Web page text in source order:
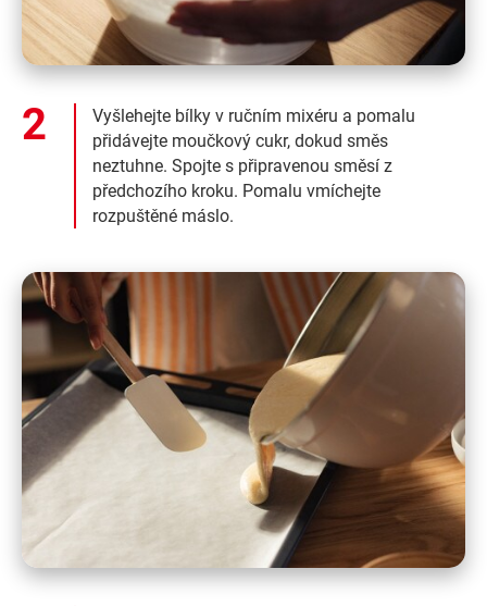
Vyšlehejte bílky v ručním mixéru a pomalu
přidávejte moučkový cukr, dokud směs
neztuhne. Spojte s připravenou směsí z
předchozího kroku. Pomalu vmíchejte
rozpuštěné máslo.